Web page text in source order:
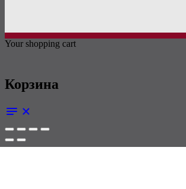
Your shopping cart
Корзина